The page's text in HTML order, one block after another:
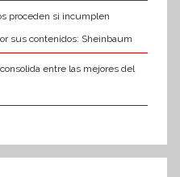
proceden si incumplen
sus contenidos: Sheinbaum
entre las mejores del